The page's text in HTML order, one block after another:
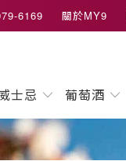
6169 關於MY9
士忌 葡萄酒